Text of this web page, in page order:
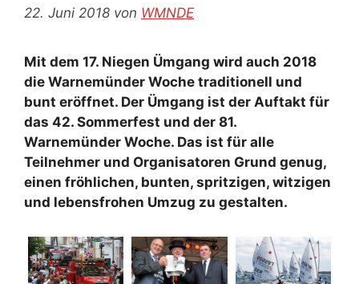
22. Juni 2018 von WMNDE
Mit dem 17. Niegen Ümgang wird auch 2018
die Warnemünder Woche traditionell und
bunt eröffnet. Der Ümgang ist der Auftakt für
das 42. Sommerfest und der 81.
Warnemünder Woche. Das ist für alle
Teilnehmer und Organisatoren Grund genug,
einen fröhlichen, bunten, spritzigen, witzigen
und lebensfrohen Umzug zu gestalten.